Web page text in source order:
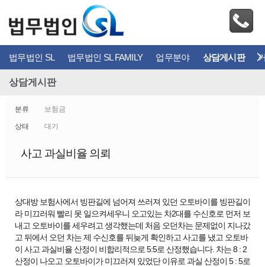
법무법인 SL 법무법인 SL FAMILY 업무분야 상담게시판
상담게시판
분류 보험금
상태 대기
사고 과실비율 의뢰
상대방 보험사에서 빙판길에 넘어져 쓰러져 있던 오토바이를 빙판길이
라 미끄러워 빨리 못 일으켜세우니 오고있는 차2대를 수신호로 먼저 보
내고 오토바이를 세우려고 생각했는데 처음 오던차는 문제없이 지나갔
고 뒤에서 오던 차는 제 수신호를 뒤늦게 확인하고 사고를 냈고 오토바
이 사고 과실비율 산정이 비합리적으로 5:5로 산정했습니다. 차는 8 : 2
산정이 나오고 오토바이가 미끄러져 있었단 이유로 과실 산정이 5 : 5로